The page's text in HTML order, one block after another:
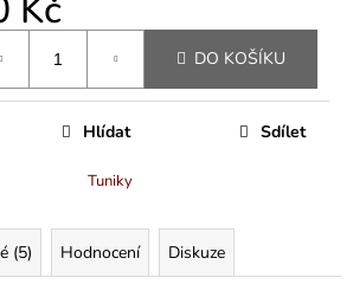
DO KOŠÍKU
Tuniky
Hlídat Sdílet
(5) Hodnocení Diskuze